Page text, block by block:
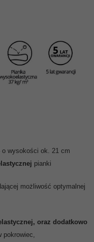
o wysokości ok. 21 cm
pianki
możliwość optymalnej
oraz dodatkowo
pokrowiec,